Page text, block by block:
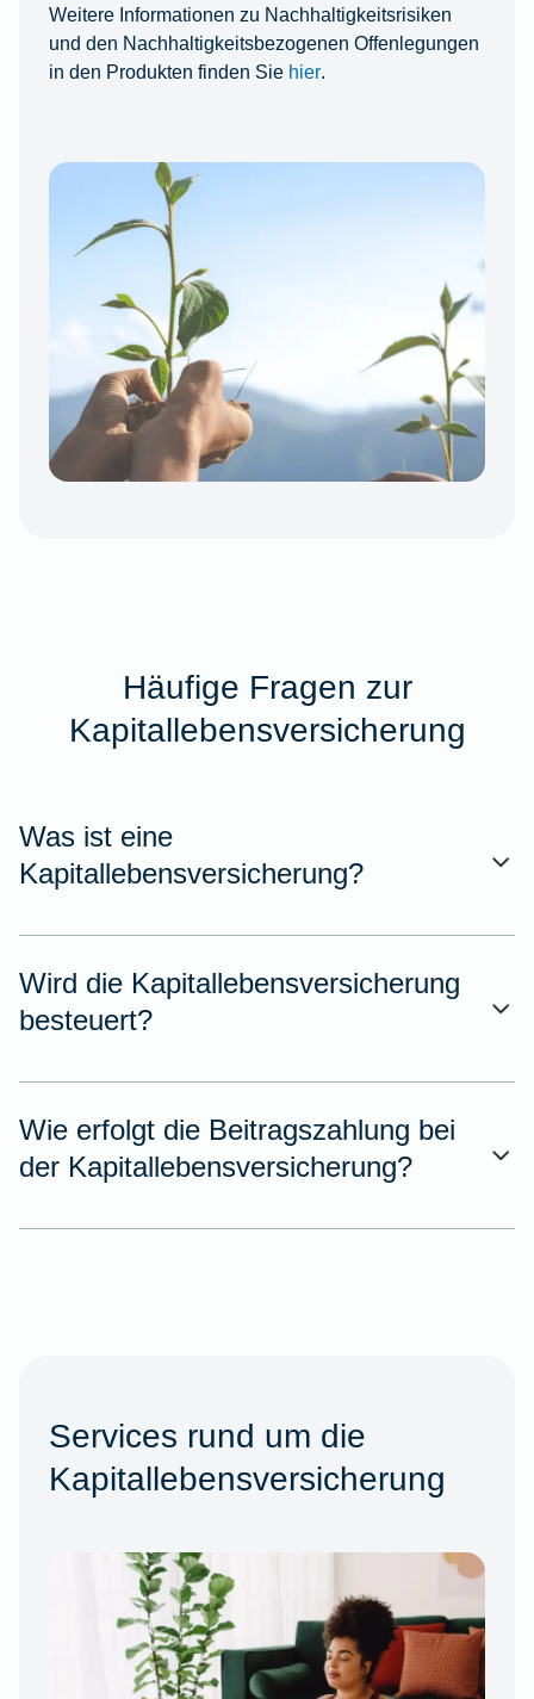
Weitere Informationen zu Nachhaltigkeitsrisiken
und den Nachhaltigkeitsbezogenen Offenlegungen
in den Produkten finden Sie hier.
Häufige Fragen zur
Kapitallebensversicherung
Was ist eine
Kapitallebensversicherung?
Wird die Kapitallebensversicherung
besteuert?
Wie erfolgt die Beitragszahlung bei
der Kapitallebensversicherung?
Services rund um die
Kapitallebensversicherung